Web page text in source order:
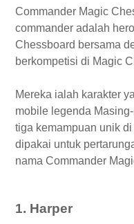
7. Eggie
9. Benny
11. Yuki
12. Connie
13. Bersi
14. Brown
17. Rya
Commander Magic
commander adalah
Chessboard bersama
berkompetisi di Magic
Mereka ialah karakter
mobile legenda
tiga kemampuan unik
dipakai untuk
nama Commander
1. Harper